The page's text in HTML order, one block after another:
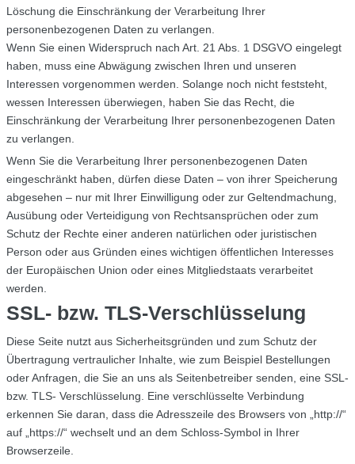
Löschung die Einschränkung der Verarbeitung Ihrer
personenbezogenen Daten zu verlangen.
Wenn Sie einen Widerspruch nach Art. 21 Abs. 1 DSGVO eingelegt
haben, muss eine Abwägung zwischen Ihren und unseren
Interessen vorgenommen werden. Solange noch nicht feststeht,
wessen Interessen überwiegen, haben Sie das Recht, die
Einschränkung der Verarbeitung Ihrer personenbezogenen Daten
zu verlangen.
Wenn Sie die Verarbeitung Ihrer personenbezogenen Daten
eingeschränkt haben, dürfen diese Daten – von ihrer Speicherung
abgesehen – nur mit Ihrer Einwilligung oder zur Geltendmachung,
Ausübung oder Verteidigung von Rechtsansprüchen oder zum
Schutz der Rechte einer anderen natürlichen oder juristischen
Person oder aus Gründen eines wichtigen öffentlichen Interesses
der Europäischen Union oder eines Mitgliedstaats verarbeitet
werden.
SSL- bzw. TLS-Verschlüsselung
Diese Seite nutzt aus Sicherheitsgründen und zum Schutz der
Übertragung vertraulicher Inhalte, wie zum Beispiel Bestellungen
oder Anfragen, die Sie an uns als Seitenbetreiber senden, eine SSL-
bzw. TLS- Verschlüsselung. Eine verschlüsselte Verbindung
erkennen Sie daran, dass die Adresszeile des Browsers von „http://“
auf „https://“ wechselt und an dem Schloss-Symbol in Ihrer
Browserzeile.